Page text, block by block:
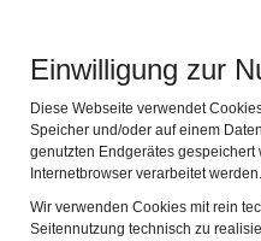
Einwilligung zur
Diese Webseite verwendet
Speicher und/oder auf einem
genutzten Endgerätes
Internetbrowser verarbeitet werden.
Wir verwenden Cookies mit rein
Seitennutzung technisch zu
Ruffenhofen
AUGUST 2025